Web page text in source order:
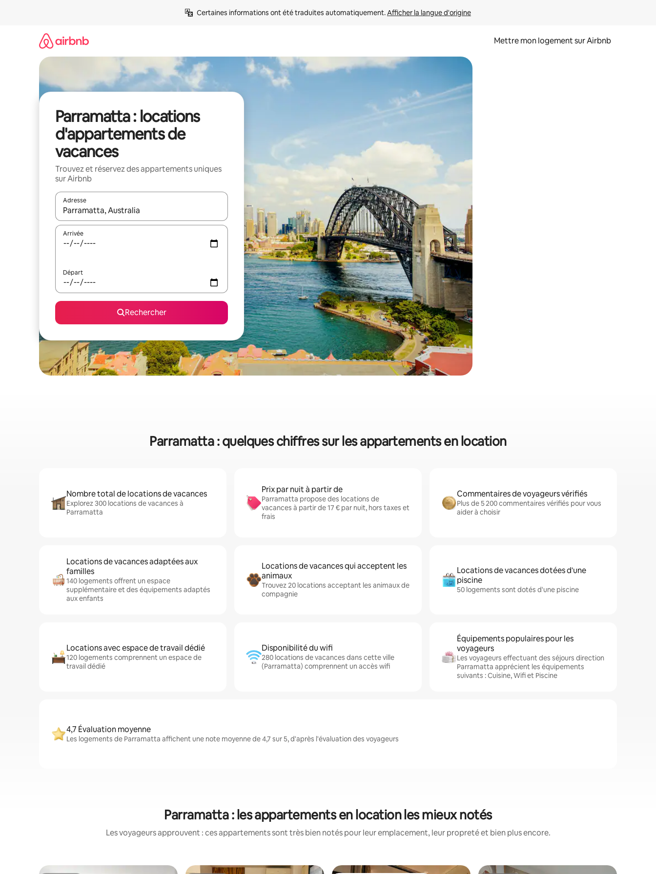
Certaines informations ont été traduites automatiquement. Afficher la langue d'origine
Mettre mon logement sur Airbnb
Parramatta : locations
d'appartements de
vacances
Trouvez et réservez des appartements uniques
sur Airbnb
Adresse
Lorsque les résultats s'affichent, utilisez les flèches vers le haut et vers le bas pour les parcourir ou en appuyant et en faisant glisser.
Arrivée
Départ
Rechercher
Parramatta : quelques chiffres sur les appartements en location
Nombre total de locations de vacances
Explorez 300 locations de vacances à
Parramatta
Prix par nuit à partir de
Parramatta propose des locations de
vacances à partir de 17 € par nuit, hors taxes et
frais
Commentaires de voyageurs vérifiés
Plus de 5 200 commentaires vérifiés pour vous
aider à choisir
Locations de vacances adaptées aux
familles
140 logements offrent un espace
supplémentaire et des équipements adaptés
aux enfants
Locations de vacances qui acceptent les
animaux
Trouvez 20 locations acceptant les animaux de
compagnie
Locations de vacances dotées d'une
piscine
50 logements sont dotés d'une piscine
Locations avec espace de travail dédié
120 logements comprennent un espace de
travail dédié
Disponibilité du wifi
280 locations de vacances dans cette ville
(Parramatta) comprennent un accès wifi
Équipements populaires pour les
voyageurs
Les voyageurs effectuant des séjours direction
Parramatta apprécient les équipements
suivants : Cuisine, Wifi et Piscine
4,7 Évaluation moyenne
Les logements de Parramatta affichent une note moyenne de 4,7 sur 5, d'après l'évaluation des voyageurs
Parramatta : les appartements en location les mieux notés
Les voyageurs approuvent : ces appartements sont très bien notés pour leur emplacement, leur propreté et bien plus encore.